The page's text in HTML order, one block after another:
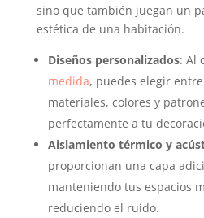
sino que también juegan un
estética de una habitación.
Diseños personalizados: Al
medida, puedes elegir
materiales, colores y
perfectamente a tu
Aislamiento térmico y
proporcionan una capa
manteniendo tus espacios
reduciendo el ruido.